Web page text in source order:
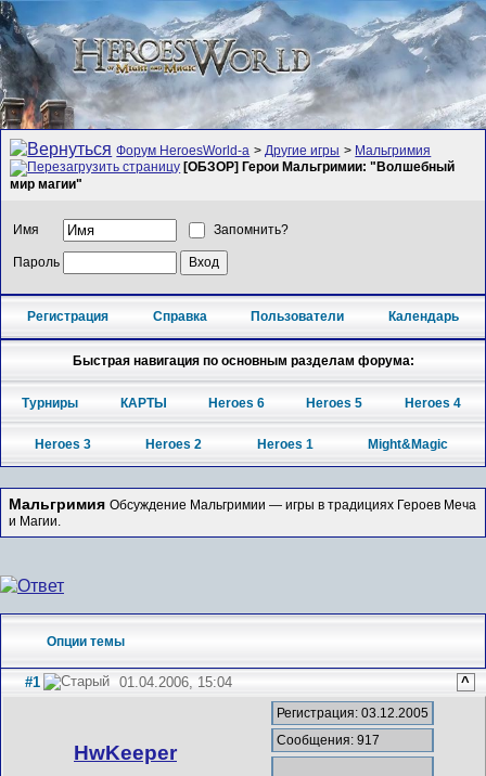
Форум HeroesWorld-а >Другие игры > Мальгримия
[ОБЗОР] Герои Мальгримии: "Волшебный
мир магии"
Имя Запомнить?
Пароль
Регистрация Справка Пользователи Календарь
Быстрая навигация по основным разделам форума:
Турниры КАРТЫ Heroes 6 Heroes 5 Heroes 4
Heroes 3 Heroes 2 Heroes 1 Might&Magic
Мальгримия Обсуждение Мальгримии — игры в традициях Героев Меча
и Магии.
Опции темы
#1 01.04.2006, 15:04 ^
HwKeeper
Регистрация: 03.12.2005
Сообщения: 917